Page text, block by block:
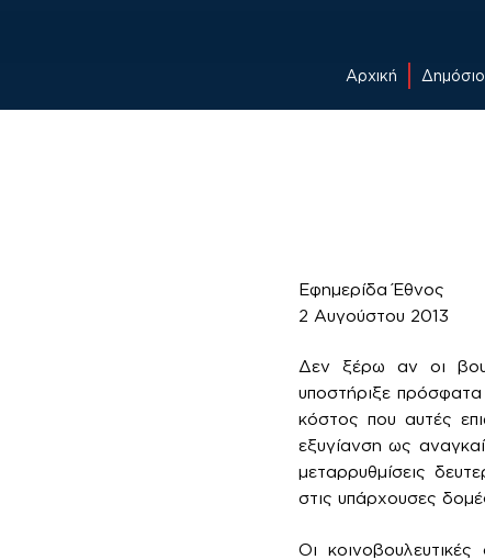
Αρχική
Εφημερίδα Έθνος
2 Αυγούστου 2013
Δεν ξέρω αν οι
υποστήριξε
κόστος που αυτές
εξυγίανση ως
μεταρρυθμίσεις
στις υπάρχουσες
Οι